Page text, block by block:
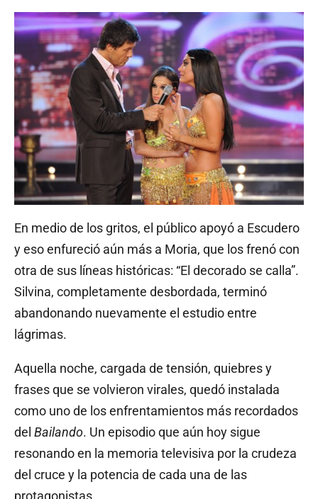
En medio de los gritos, el público apoyó a Escudero
y eso enfureció aún más a Moria, que los frenó con
otra de sus líneas históricas: “El decorado se calla”.
Silvina, completamente desbordada, terminó
abandonando nuevamente el estudio entre
lágrimas.
Aquella noche, cargada de tensión, quiebres y
frases que se volvieron virales, quedó instalada
como uno de los enfrentamientos más recordados
del Bailando. Un episodio que aún hoy sigue
resonando en la memoria televisiva por la crudeza
del cruce y la potencia de cada una de las
protagonistas.